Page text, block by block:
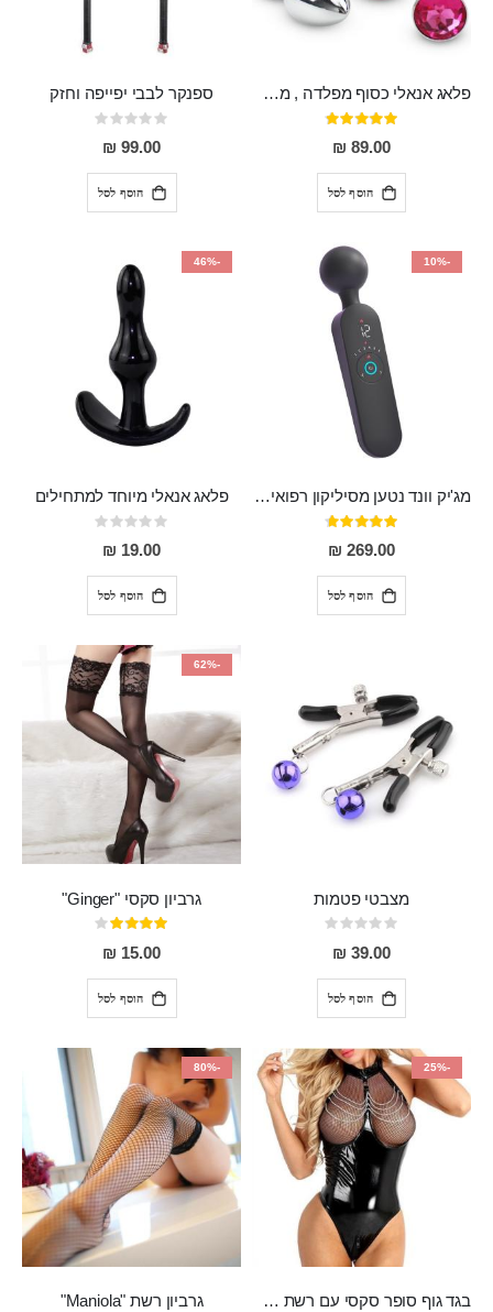
פלאג אנאלי כסוף מפלדה , מתאים ללבישה מתחת לבגדים, בגודל 7.3 על 2.8 ס"מ
דירוג:
97%
89.00 ₪
הוסף לסל
ספנקר לבבי יפייפה וחזק
Rating:
0%
99.00 ₪
הוסף לסל
-10%
מג'יק וונד נטען מסיליקון רפואי חזק בעל 12 מצבי רטט ו6 מהירויות שונות ROMI
דירוג:
93%
269.00 ₪
הוסף לסל
-46%
פלאג אנאלי מיוחד למתחילים
Rating:
0%
19.00 ₪
הוסף לסל
מצבטי פטמות
Rating:
0%
39.00 ₪
הוסף לסל
-62%
גרביון סקסי "Ginger"
דירוג:
80%
15.00 ₪
הוסף לסל
-25%
בגד גוף סופר סקסי עם רשת שקופה בחזה ושרשרות מלמעלה וריצרץ מלמטה Pan במפשעה
-80%
גרביון רשת "Maniola"